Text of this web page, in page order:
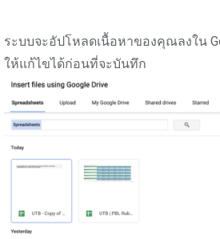
ระบบจะอัปโหลดเนื้อหาของคุณลงใน
ให้แก้ไขได้ก่อนที่จะบันทึก